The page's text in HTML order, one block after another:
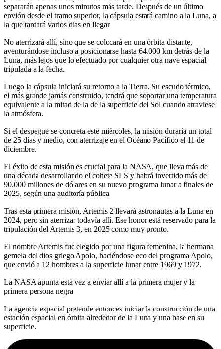
separarán apenas unos minutos más tarde. Después de un último
envión desde el tramo superior, la cápsula estará camino a la Luna, a
la que tardará varios días en llegar.
No aterrizará allí, sino que se colocará en una órbita distante,
aventurándose incluso a posicionarse hasta 64.000 km detrás de la
Luna, más lejos que lo efectuado por cualquier otra nave espacial
tripulada a la fecha.
Luego la cápsula iniciará su retorno a la Tierra. Su escudo térmico,
el más grande jamás construido, tendrá que soportar una temperatura
equivalente a la mitad de la de la superficie del Sol cuando atraviese
la atmósfera.
Si el despegue se concreta este miércoles, la misión duraría un total
de 25 días y medio, con aterrizaje en el Océano Pacífico el 11 de
diciembre.
El éxito de esta misión es crucial para la NASA, que lleva más de
una década desarrollando el cohete SLS y habrá invertido más de
90.000 millones de dólares en su nuevo programa lunar a finales de
2025, según una auditoría pública
Tras esta primera misión, Artemis 2 llevará astronautas a la Luna en
2024, pero sin aterrizar todavía allí. Ese honor está reservado para la
tripulación del Artemis 3, en 2025 como muy pronto.
El nombre Artemis fue elegido por una figura femenina, la hermana
gemela del dios griego Apolo, haciéndose eco del programa Apolo,
que envió a 12 hombres a la superficie lunar entre 1969 y 1972.
La NASA apunta esta vez a enviar allí a la primera mujer y la
primera persona negra.
La agencia espacial pretende entonces iniciar la construcción de una
estación espacial en órbita alrededor de la Luna y una base en su
superficie.